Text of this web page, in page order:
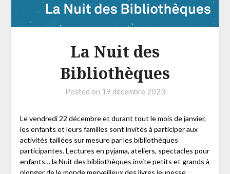
La Nuit des
Bibliothèques
Posted on 19 décembre 2023
Le vendredi 22 décembre et durant tout le mois de janvier,
les enfants et leurs familles sont invités à participer aux
activités taillées sur mesure par les bibliothèques
participantes. Lectures en pyjama, ateliers, spectacles pour
enfants… la Nuit des bibliothèques invite petits et grands à
plonger de le monde merveilleux des livres jeunesse.